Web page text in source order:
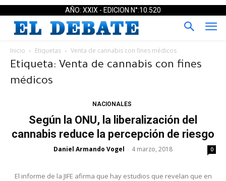
AÑO: XXIX - EDICION N°:10.520
Inicio Etiquetas Venta de cannabis con fines médicos
Etiqueta: Venta de cannabis con fines
médicos
NACIONALES
Según la ONU, la liberalización del
cannabis reduce la percepción de riesgo
Daniel Armando Vogel - 4 marzo, 2018 0
El informe de la JIFE afirma que hay estudios que revelan que en